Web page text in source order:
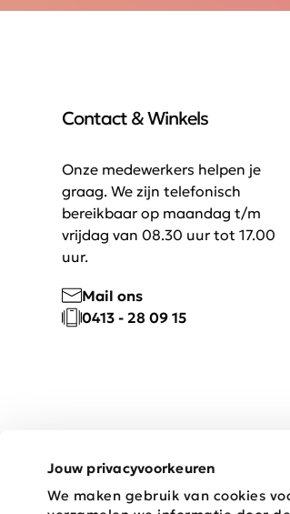
Jouw privacyvoorkeuren
We maken gebruik van cookies
Contact & Winkels
Onze medewerkers helpen je
graag. We zijn telefonisch
bereikbaar op maandag t/m
vrijdag van 08.30 uur tot 17.00
uur.
Mail ons
0413 - 28 09 15
Copyright © 2026 Schijvens Mode